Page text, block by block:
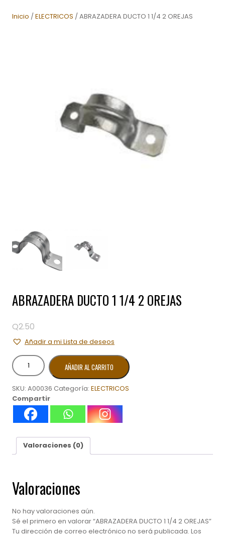
Inicio /ELECTRICOS / ABRAZADERA DUCTO 1 1/4 2 OREJAS
ABRAZADERA DUCTO 1 1/4 2 OREJAS
Q2.50
Añadir a mi Lista de deseos
ABRAZADERA
DUCTO
1/4
2
OREJAS
cantidad
AÑADIR AL CARRITO
SKU: A00036 Categoría: ELECTRICOS
Compartir
Valoraciones (0)
Valoraciones
No hay valoraciones aún.
Sé el primero en valorar “ABRAZADERA DUCTO 1 1/4 2 OREJAS”
Tu dirección de correo electrónico no será publicada. Los